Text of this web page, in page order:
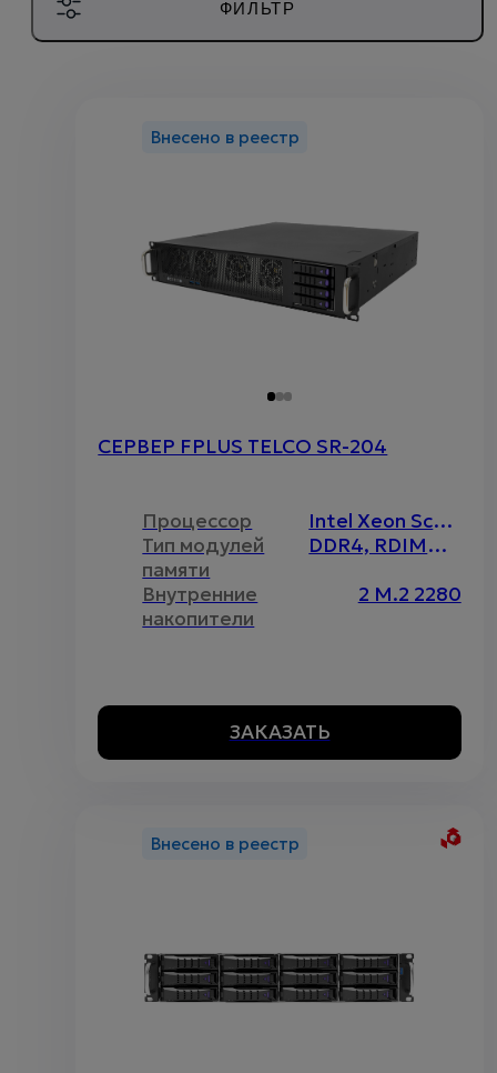
ФИЛЬТР
Внесено в реестр
СЕРВЕР FPLUS TELCO SR-204
Процессор
Intel Xeon Scalable v.3 / 2 / 270 Вт
Тип модулей
памяти
DDR4, RDIMM, LRDIMM, ECC-REG
Внутренние
накопители
2 M.2 2280
ЗАКАЗАТЬ
Внесено в реестр